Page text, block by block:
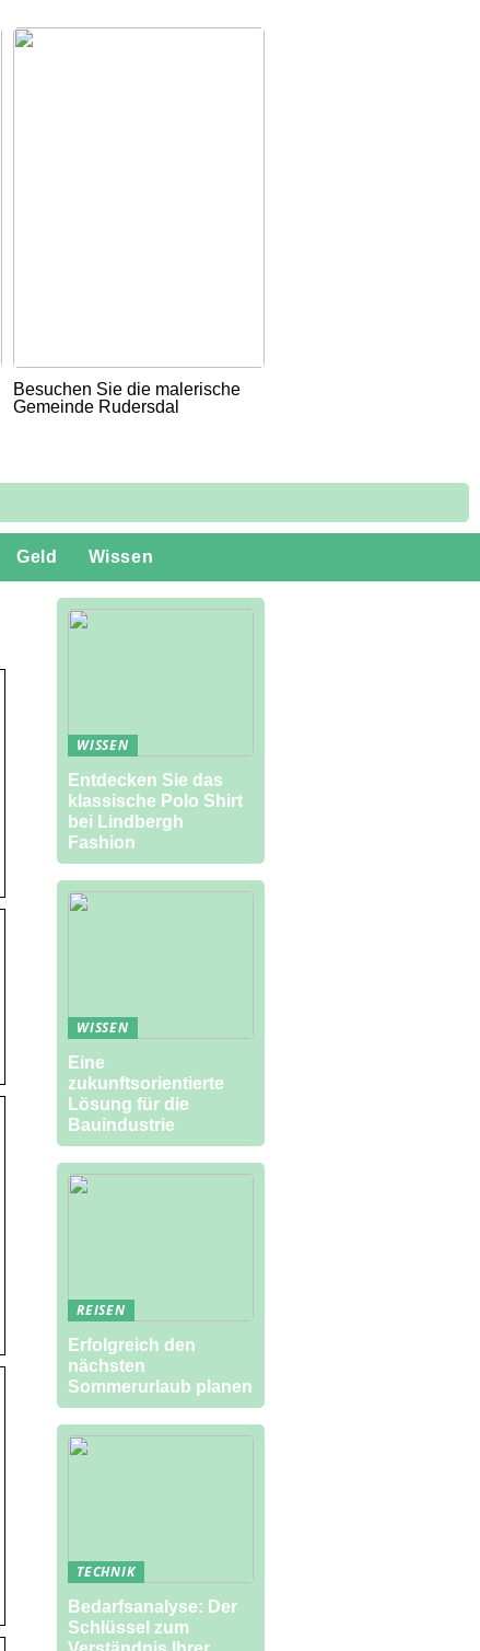
Besuchen Sie die malerische
Gemeinde Rudersdal
Geld Wissen
WISSEN
Entdecken Sie das
klassische Polo Shirt
bei Lindbergh
Fashion
WISSEN
Eine
zukunftsorientierte
Lösung für die
Bauindustrie
REISEN
Erfolgreich den
nächsten
Sommerurlaub planen
TECHNIK
Bedarfsanalyse: Der
Schlüssel zum